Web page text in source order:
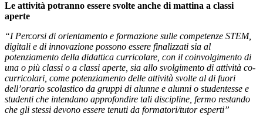
Le attività potranno essere svolte anche di mattina a classi
aperte
“I Percorsi di orientamento e formazione sulle competenze STEM,
digitali e di innovazione possono essere finalizzati sia al
potenziamento della didattica curricolare, con il coinvolgimento di
una o più classi o a classi aperte, sia allo svolgimento di attività co-
curricolari, come potenziamento delle attività svolte al di fuori
dell’orario scolastico da gruppi di alunne e alunni o studentesse e
studenti che intendano approfondire tali discipline, fermo restando
che gli stessi devono essere tenuti da formatori/tutor esperti”